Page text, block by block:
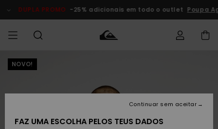
do
DUPLA PROMO -25% adicionais em todo o outlet Poupa
HOMEM
MENINO
MULHER
chegados
Crianças
Homem
Artigos
Criança
Devoluções
NOVO!
FAZ UMA ESCOLHA PELOS TEUS DADOS
Continuar sem aceitar